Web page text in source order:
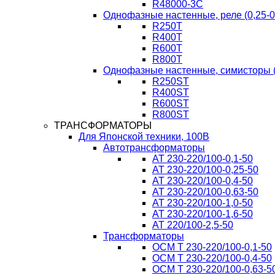
R48000-3C
Однофазные настенные, реле (0,25-
R250T
R400T
R600T
R800T
Однофазные настенные, симисторы
R250ST
R400ST
R600ST
R800ST
ТРАНСФОРМАТОРЫ
Для Японской техники, 100В
Автотрансформаторы
AT 230-220/100-0,1-50
AT 230-220/100-0,25-50
AT 230-220/100-0,4-50
AT 230-220/100-0,63-50
AT 230-220/100-1,0-50
AT 230-220/100-1,6-50
AT 220/100-2,5-50
Трансформаторы
ОСМ T 230-220/100-0,1-50
ОСМ T 230-220/100-0,4-50
ОСМ T 230-220/100-0,63-